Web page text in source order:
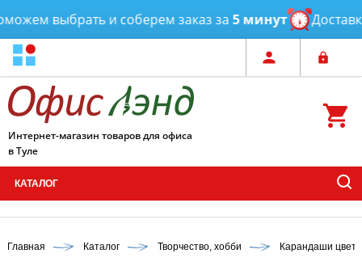
выбрать и соберем заказ за 5 минут Доставка
Интернет-магазин товаров для офиса
в Туле
КАТАЛОГ
Главная Каталог Творчество, хобби Карандаши